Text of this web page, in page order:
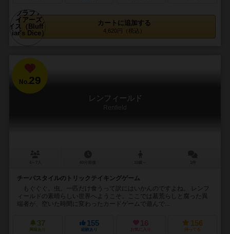
カートに追加する
4,620円（税込）
No.29
レンフィールド
Renfield
チーパスタイルのトリックテイキングゲーム
もぐぐぐ。虫。一匹だけ食うって訳にはいかんのですよね。 レンフ
ィールドの素晴らしい世界へようこそ。ここでは墓荒らしと腐った異
端者が、空いた時間に変わったカードゲームで遊んで...
37
興味あり
155
経験あり
16
お気に入り
156
持ってる